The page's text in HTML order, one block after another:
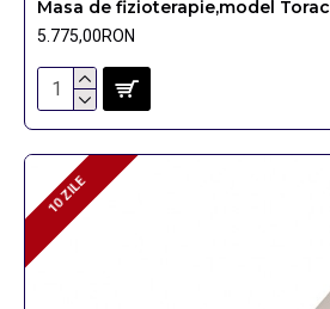
Masa de fizioterapie,model Torac
5.775,00RON
10 ZILE
10 ZILE